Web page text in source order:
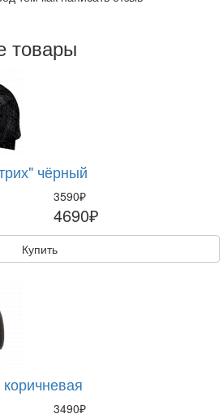
товары
чёрный
3590₽
4690₽
Купить
3490₽